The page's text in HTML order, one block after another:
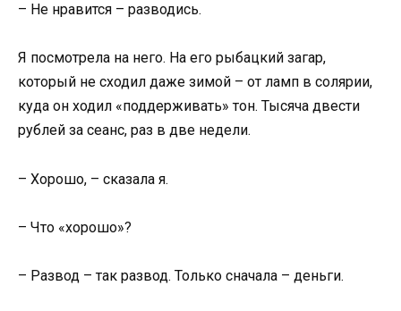
– Не нравится – разводись.
Я посмотрела на него. На его рыбацкий загар,
который не сходил даже зимой – от ламп в солярии,
куда он ходил «поддерживать» тон. Тысяча двести
рублей за сеанс, раз в две недели.
– Хорошо, – сказала я.
– Что «хорошо»?
– Развод – так развод. Только сначала – деньги.